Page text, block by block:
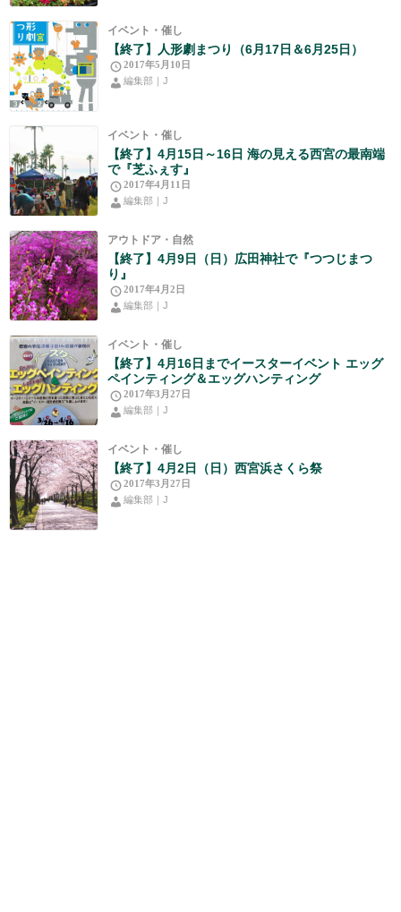
イベント・催し
【終了】人形劇まつり（6月17日＆6月25日）
2017年5月10日
編集部｜J
イベント・催し
【終了】4月15日～16日 海の見える西宮の最南端
で『芝ふぇす』
2017年4月11日
編集部｜J
アウトドア・自然
【終了】4月9日（日）広田神社で『つつじまつ
り』
2017年4月2日
編集部｜J
イベント・催し
【終了】4月16日までイースターイベント エッグ
ペインティング＆エッグハンティング
2017年3月27日
編集部｜J
イベント・催し
【終了】4月2日（日）西宮浜さくら祭
2017年3月27日
編集部｜J